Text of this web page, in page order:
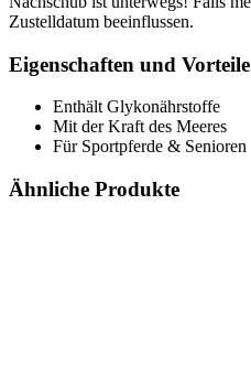
Zustelldatum beeinflussen.
Eigenschaften und Vorteile
Enthält Glykonährstoffe
Mit der Kraft des Meeres
Für Sportpferde & Senioren
Ähnliche Produkte